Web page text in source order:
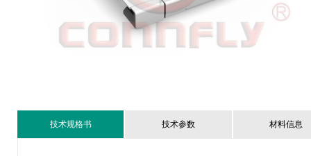
技术规格书 技术参数 材料信息